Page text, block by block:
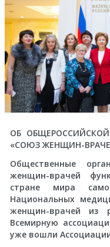
ОБ
«СОЮЗ ЖЕНЩИН-
Общественные
женщин-врачей
стране мира
Национальных
женщин-врачей из
Всемирную
уже вошли